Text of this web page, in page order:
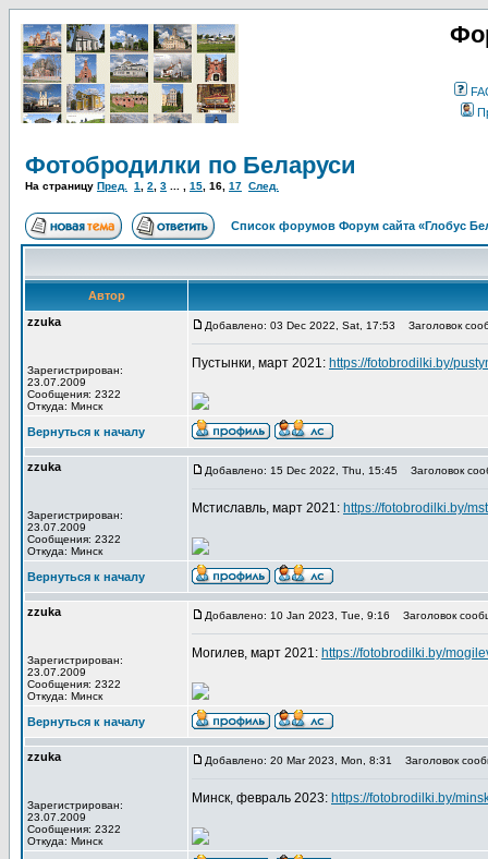
Фотобродилки по Беларуси
На страницу Пред. 1 2 3 15 16 17 След.
Список форумов Форум сайта «Глобус
Автор
zzuka
Зарегистрирован:
23.07.2009
Сообщения: 2322
Откуда: Минск
Добавлено: 03 Dec 2022, Sat, 17:53 Заголовок
Пустынки, март 2021: https://fotobrodilki.by/
Вернуться к началу
zzuka
Зарегистрирован:
23.07.2009
Сообщения: 2322
Откуда: Минск
Добавлено: 15 Dec 2022, Thu, 15:45 Заголовок
Мстиславль, март 2021: https://fotobrodilki.by/
Вернуться к началу
zzuka
Зарегистрирован:
23.07.2009
Сообщения: 2322
Откуда: Минск
Добавлено: 10 Jan 2023, Tue, 9:16 Заголовок
Могилев, март 2021: https://fotobrodilki.by/
Вернуться к началу
zzuka
Зарегистрирован:
23.07.2009
Сообщения: 2322
Откуда: Минск
Добавлено: 20 Mar 2023, Mon, 8:31 Заголовок
Минск, февраль 2023: https://fotobrodilki.by/